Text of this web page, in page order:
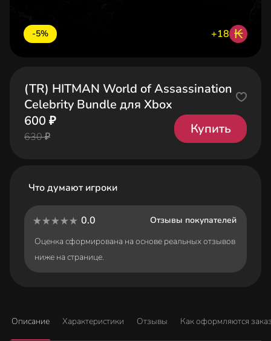
-5% +18 ₭
(TR) HITMAN World of Assassination
Celebrity Bundle для Xbox
600 ₽
630 ₽
Купить
Что думают игроки
0.0
Отзывы покупателей
Оценка сформирована на основе реальных отзывов
ниже на странице.
Описание Характеристики Отзывы Как оформляются